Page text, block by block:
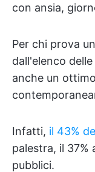
con ansia,
Per chi prova
dall'elenco
anche un
Infatti, il 43%
palestra, il 37%
pubblici.